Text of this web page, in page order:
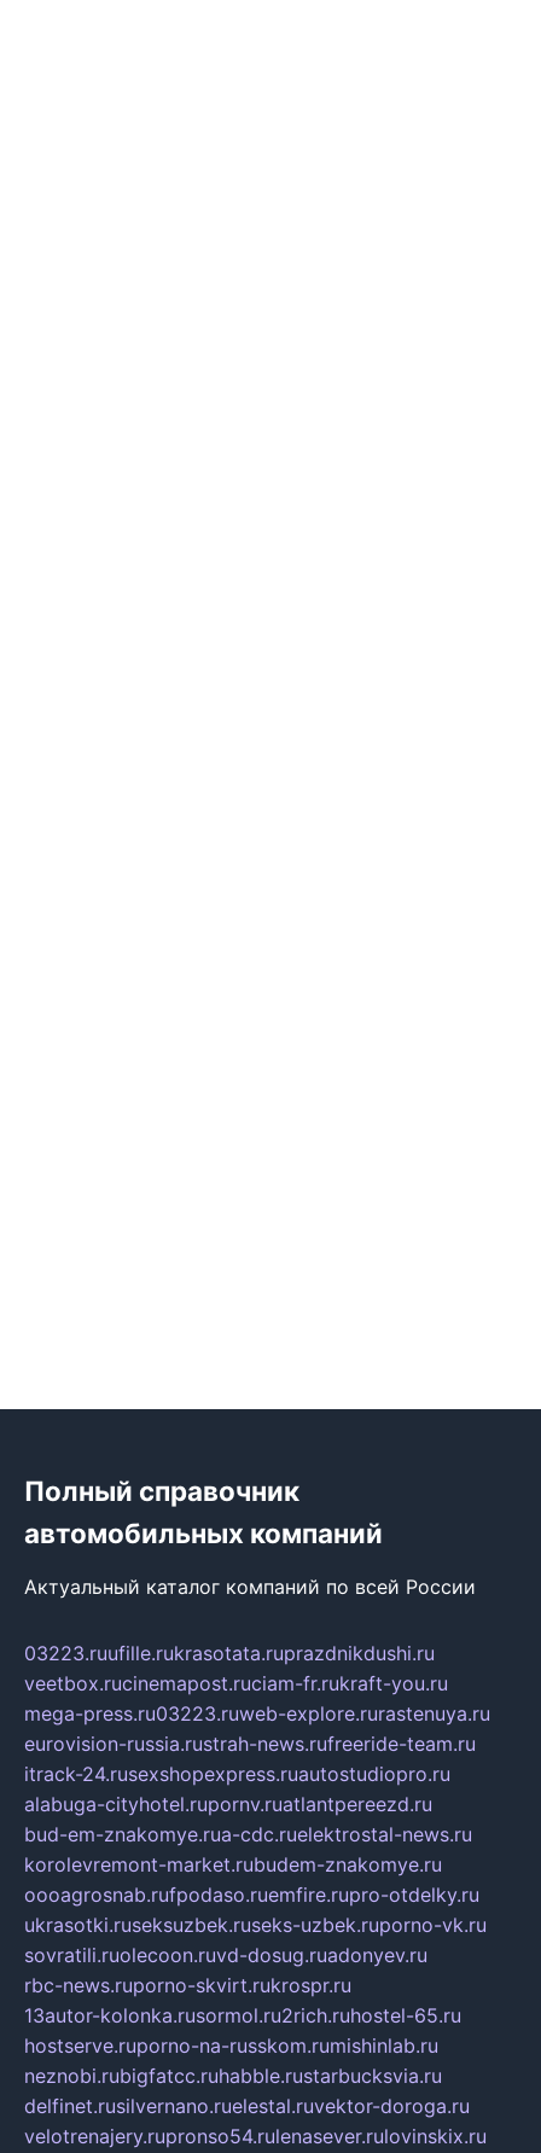
Полный справочник
автомобильных компаний
Актуальный каталог компаний по всей России
03223.ruufille.rukrasotata.ruprazdnikdushi.ru
veetbox.rucinemapost.ruciam-fr.rukraft-you.ru
mega-press.ru03223.ruweb-explore.rurastenuya.ru
eurovision-russia.rustrah-news.rufreeride-team.ru
itrack-24.rusexshopexpress.ruautostudiopro.ru
alabuga-cityhotel.rupornv.ruatlantpereezd.ru
bud-em-znakomye.rua-cdc.ruelektrostal-news.ru
korolevremont-market.rubudem-znakomye.ru
oooagrosnab.rufpodaso.ruemfire.rupro-otdelky.ru
ukrasotki.ruseksuzbek.ruseks-uzbek.ruporno-vk.ru
sovratili.ruolecoon.ruvd-dosug.ruadonyev.ru
rbc-news.ruporno-skvirt.rukrospr.ru
13autor-kolonka.rusormol.ru2rich.ruhostel-65.ru
hostserve.ruporno-na-russkom.rumishinlab.ru
neznobi.rubigfatcc.ruhabble.rustarbucksvia.ru
delfinet.rusilvernano.ruelestal.ruvektor-doroga.ru
velotrenajery.rupronso54.rulenasever.rulovinskix.ru